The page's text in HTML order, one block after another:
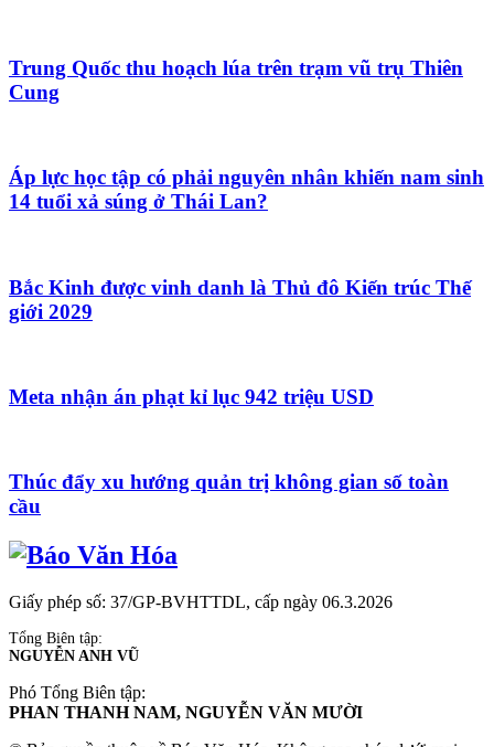
Trung Quốc thu hoạch lúa trên trạm vũ trụ Thiên
Cung
Áp lực học tập có phải nguyên nhân khiến nam sinh
14 tuổi xả súng ở Thái Lan?
Bắc Kinh được vinh danh là Thủ đô Kiến trúc Thế
giới 2029
Meta nhận án phạt kỉ lục 942 triệu USD
Thúc đẩy xu hướng quản trị không gian số toàn
cầu
Giấy phép số: 37/GP-BVHTTDL, cấp ngày 06.3.2026
Tổng Biên tập:
NGUYỄN ANH VŨ
Phó Tổng Biên tập:
PHAN THANH NAM, NGUYỄN VĂN MƯỜI